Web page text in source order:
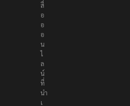
สื่
อ
อ
อ
น
ไ
ล
น์
ที่
นำ
เ